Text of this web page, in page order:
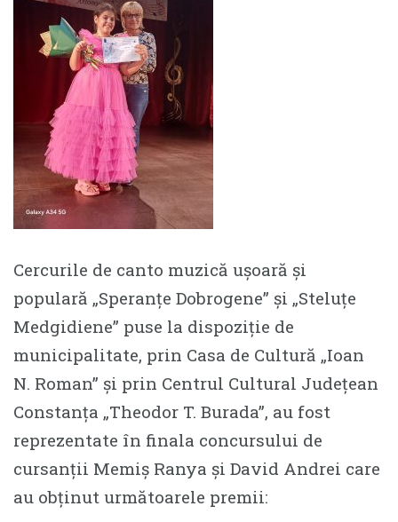
Cercurile de canto muzică ușoară și
populară „Speranțe Dobrogene” și „Steluțe
Medgidiene” puse la dispoziție de
municipalitate, prin Casa de Cultură „Ioan
N. Roman” și prin Centrul Cultural Județean
Constanța „Theodor T. Burada”, au fost
reprezentate în finala concursului de
cursanții Memiș Ranya și David Andrei care
au obținut următoarele premii: